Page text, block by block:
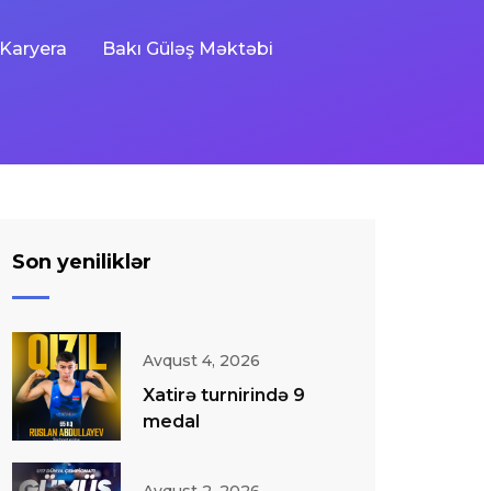
Karyera Bakı Güləş Məktəbi
Son yeniliklər
Avqust 4, 2026
Xatirə turnirində 9
medal